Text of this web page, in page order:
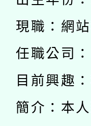
暨閱
科技
礎課
A3數
「數
pilot
有關
現職：網
任職公司：
目前興趣
簡介：本